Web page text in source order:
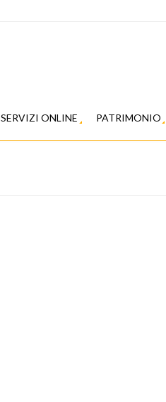
SERVIZI ONLINE PATRIMONIO